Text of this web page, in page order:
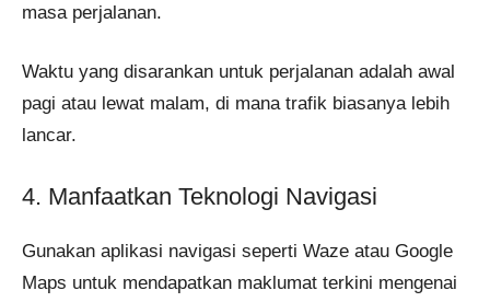
masa perjalanan.
Waktu yang disarankan untuk perjalanan adalah awal
pagi atau lewat malam, di mana trafik biasanya lebih
lancar.
4. Manfaatkan Teknologi Navigasi
Gunakan aplikasi navigasi seperti Waze atau Google
Maps untuk mendapatkan maklumat terkini mengenai